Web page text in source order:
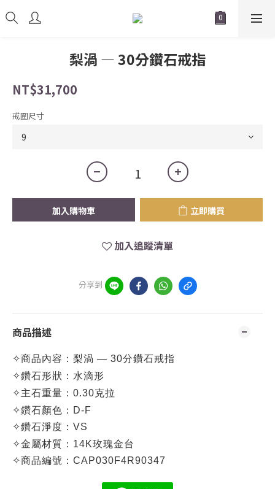
梨渦 — 30分鑽石戒指
NT$31,700
戒圍尺寸
加入購物車 立即購買
加入追蹤清單
分享到
商品描述
✧商品內容： 梨渦 — 30分鑽石戒指
✧鑽石形狀：水滴形
✧主石重量：0.30克拉
✧鑽石顏色：D-F
✧鑽石淨度：VS
✧金屬材質：14K玫瑰金台
✧商品編號：CAP030F4R90347